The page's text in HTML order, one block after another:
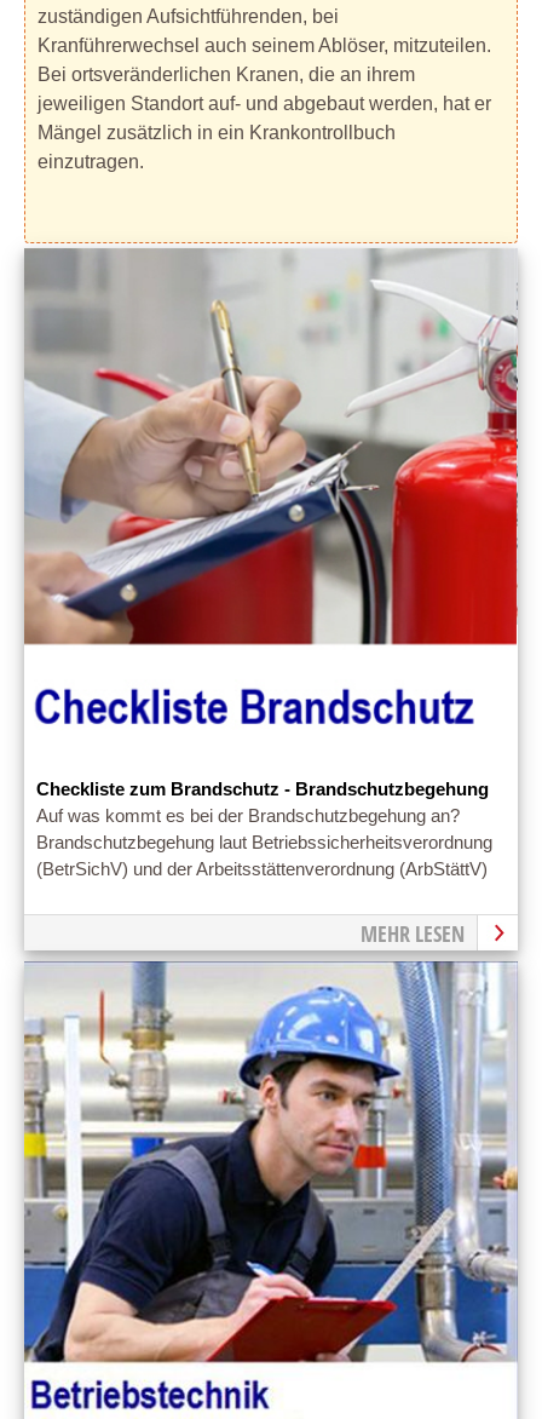
zuständigen Aufsichtführenden, bei
Kranführerwechsel auch seinem Ablöser, mitzuteilen.
Bei ortsveränderlichen Kranen, die an ihrem
jeweiligen Standort auf- und abgebaut werden, hat er
Mängel zusätzlich in ein Krankontrollbuch
einzutragen.
Checkliste zum Brandschutz - Brandschutzbegehung
Auf was kommt es bei der Brandschutzbegehung an?
Brandschutzbegehung laut Betriebssicherheitsverordnung
(BetrSichV) und der Arbeitsstättenverordnung (ArbStättV)
MEHR LESEN